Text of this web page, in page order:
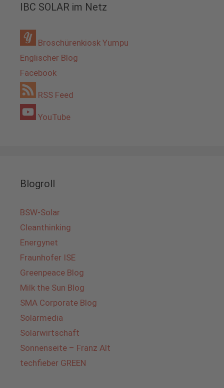
IBC SOLAR im Netz
Broschürenkiosk Yumpu
Englischer Blog
Facebook
RSS Feed
YouTube
Blogroll
BSW-Solar
Cleanthinking
Energynet
Fraunhofer ISE
Greenpeace Blog
Milk the Sun Blog
SMA Corporate Blog
Solarmedia
Solarwirtschaft
Sonnenseite – Franz Alt
techfieber GREEN